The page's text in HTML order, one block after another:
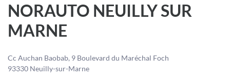
NORAUTO NEUILLY SUR
MARNE
Cc Auchan Baobab, 9 Boulevard du Maréchal Foch
93330 Neuilly-sur-Marne